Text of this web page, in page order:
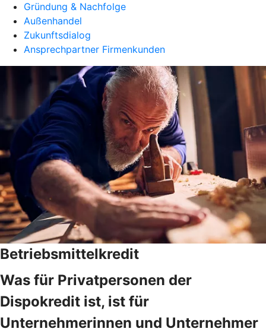
Gründung & Nachfolge
Außenhandel
Zukunftsdialog
Ansprechpartner Firmenkunden
Betriebsmittelkredit
Was für Privatpersonen der
Dispokredit ist, ist für
Unternehmerinnen und Unternehmer